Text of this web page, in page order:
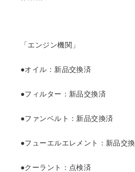
「エンジン機関」
●オイル：新品交換済
●フィルター：新品交換済
●ファンベルト：新品交換済
●フューエルエレメント：新品交
●クーラント：点検済